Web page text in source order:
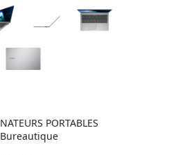
PORTABLES